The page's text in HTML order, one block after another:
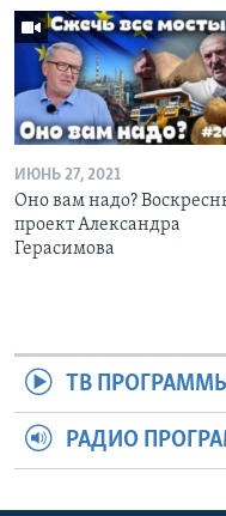
ИЮНЬ 27, 2021
Оно вам надо?
проект Александра
Герасимова
ТВ
РАДИО